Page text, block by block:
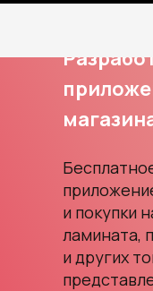
и покупки
ламината,
и других